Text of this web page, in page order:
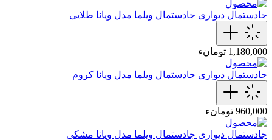
جادستمال دیواری جادستمال‌ ویلما مدل ویانا طلایی
1,180,000 تومانء
جادستمال دیواری جادستمال‌ ویلما مدل ویانا کروم
960,000 تومانء
جادستمال دیواری جادستمال‌ ویلما مدل ویانا مشکی